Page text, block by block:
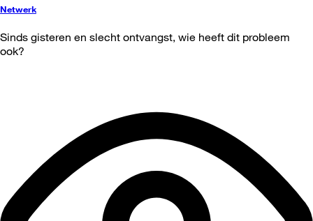
Netwerk
Sinds gisteren en slecht ontvangst, wie heeft dit probleem
ook?